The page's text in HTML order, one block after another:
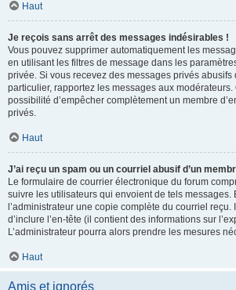
Haut
Je reçois sans arrêt des messages indésirables !
Vous pouvez supprimer automatiquement les
en utilisant les filtres de message dans les
privée. Si vous recevez des messages privés abusifs
particulier, rapportez les messages aux
possibilité d’empêcher complètement un membre
privés.
Haut
J’ai reçu un spam ou un courriel abusif d’un
Le formulaire de courrier électronique du forum
suivre les utilisateurs qui envoient de tels messages.
l’administrateur une copie complète du courriel reçu.
d’inclure l’en-tête (il contient des informations sur
L’administrateur pourra alors prendre les mesures
Haut
Amis et ignorés